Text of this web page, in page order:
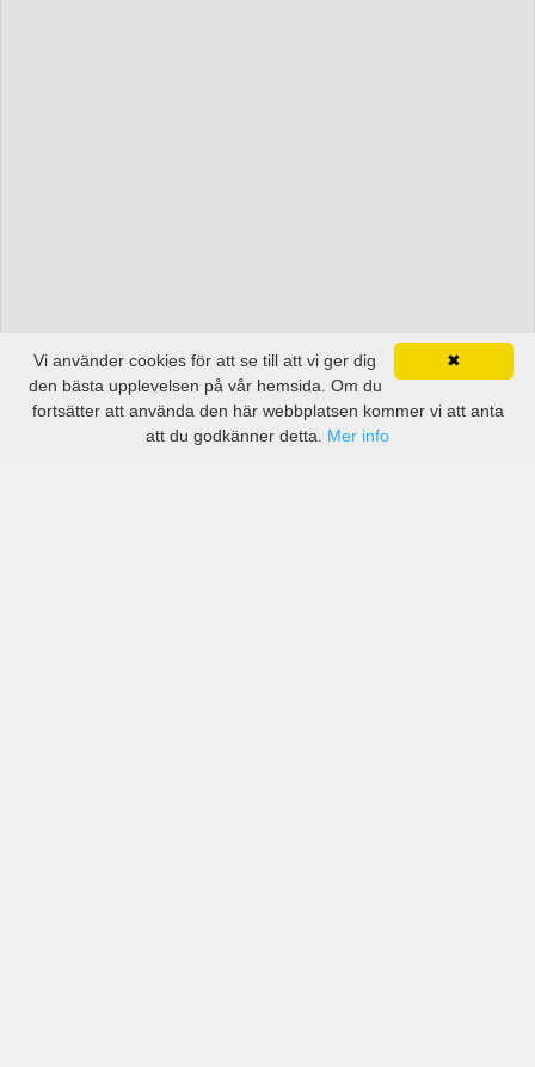
✖
Vi använder cookies för att se till att vi ger dig
den bästa upplevelsen på vår hemsida. Om du
fortsätter att använda den här webbplatsen kommer vi att anta
att du godkänner detta. Mer info